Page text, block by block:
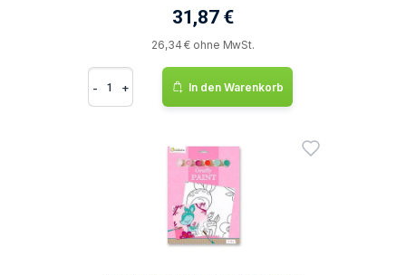
31,87 €
26,34 € ohne MwSt.
- + In den Warenkorb